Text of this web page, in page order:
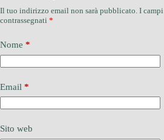
Il tuo indirizzo email non sarà pubblicato. I
contrassegnati *
Nome *
Email *
Sito web